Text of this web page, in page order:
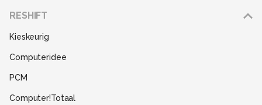
RESHIFT
Kieskeurig
Computeridee
PCM
Computer!Totaal